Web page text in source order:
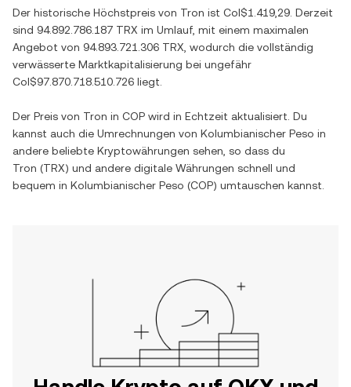
Der historische Höchstpreis von Tron ist Col$1.419,29 . Derzeit
sind 94.892.786.187 TRX im Umlauf, mit einem maximalen
Angebot von 94.893.721.306 TRX , wodurch die vollständig
verwässerte Marktkapitalisierung bei ungefähr
Col$97.870.718.510.726 liegt.
Der Preis von Tron in COP wird in Echtzeit aktualisiert. Du
kannst auch die Umrechnungen von Kolumbianischer Peso in
andere beliebte Kryptowährungen sehen, so dass du
Tron (TRX) und andere digitale Währungen schnell und
bequem in Kolumbianischer Peso (COP) umtauschen kannst.